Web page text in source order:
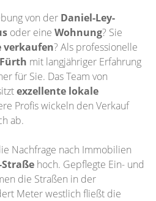
von der Daniel-Ley-
oder eine Wohnung? Sie
verkaufen? Als professionelle
Fürth mit langjähriger Erfahrung
für Sie. Das Team von
exzellente lokale
Profis wickeln den Verkauf
ab.
Nachfrage nach Immobilien
hoch. Gepflegte Ein- und
die Straßen in der
Meter westlich fließt die